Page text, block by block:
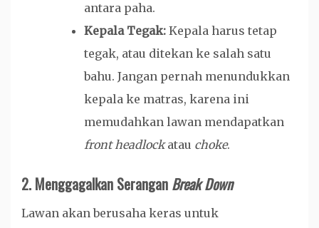
antara paha.
Kepala Tegak: Kepala harus tetap
tegak, atau ditekan ke salah satu
bahu. Jangan pernah menundukkan
kepala ke matras, karena ini
memudahkan lawan mendapatkan
front headlockatau choke.
2. Menggagalkan Serangan Break Down
Lawan akan berusaha keras untuk